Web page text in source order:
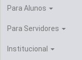
Para Alunos
Para Servidores
Institucional